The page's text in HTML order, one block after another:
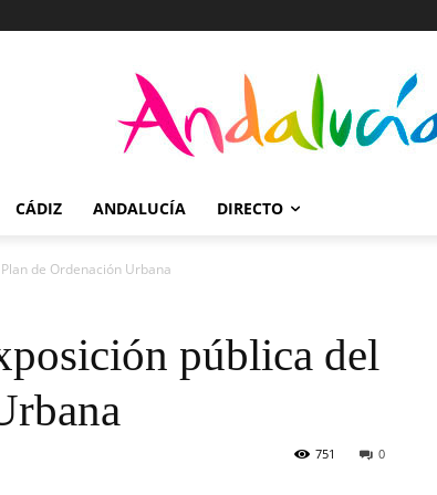
CÁDIZ ANDALUCÍA DIRECTO
de Ordenación Urbana
pública del
0
751